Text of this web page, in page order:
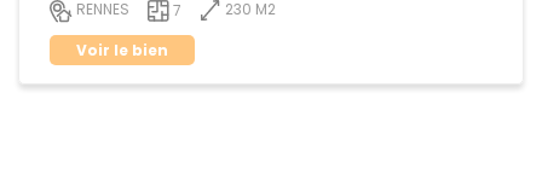
RENNES 7
230 M2
Voir le bien